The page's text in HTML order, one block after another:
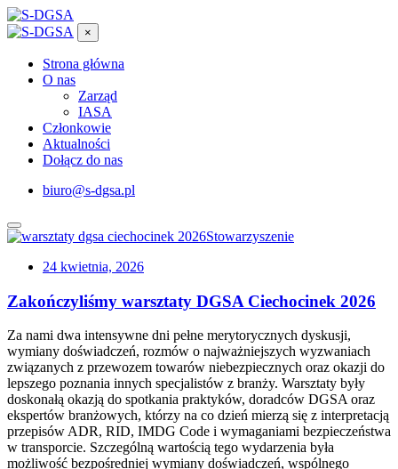
×
Strona główna
O nas
Zarząd
IASA
Członkowie
Aktualności
Dołącz do nas
biuro@s-dgsa.pl
Stowarzyszenie
24 kwietnia, 2026
Zakończyliśmy warsztaty DGSA Ciechocinek 2026
Za nami dwa intensywne dni pełne merytorycznych dyskusji,
wymiany doświadczeń, rozmów o najważniejszych wyzwaniach
związanych z przewozem towarów niebezpiecznych oraz okazji do
lepszego poznania innych specjalistów z branży. Warsztaty były
doskonałą okazją do spotkania praktyków, doradców DGSA oraz
ekspertów branżowych, którzy na co dzień mierzą się z interpretacją
przepisów ADR, RID, IMDG Code i wymaganiami bezpieczeństwa
w transporcie. Szczególną wartością tego wydarzenia była
możliwość bezpośredniej wymiany doświadczeń, wspólnego